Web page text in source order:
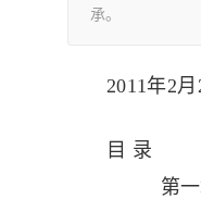
承。
2011年2
目 录
第一章